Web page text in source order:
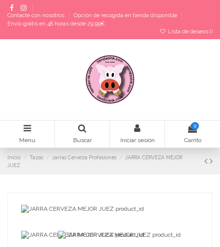
Contacte con nosotros
Opción de recogida en tienda disponible
Envío gratis en 48 horas desde 29,99€
Lista de deseos ()
Menu Buscar Iniciar sesión
0
Carrito
Inicio Tazas Jarras Cerveza Profesiones
JARRA CERVEZA MEJOR
JUEZ